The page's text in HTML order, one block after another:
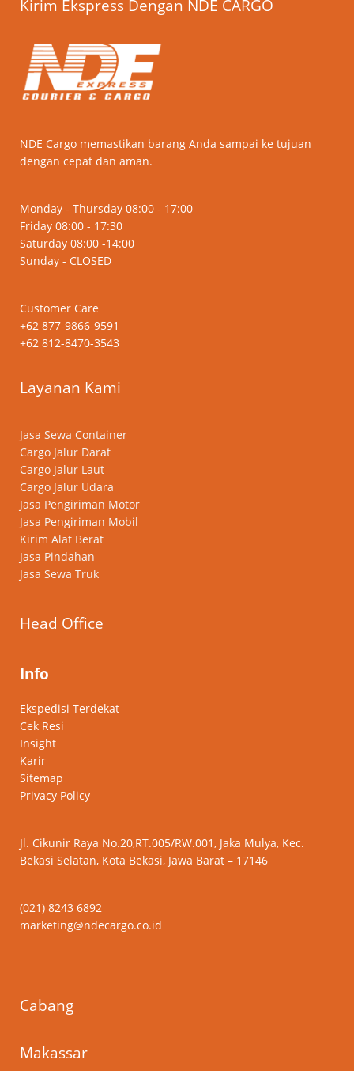
Kirim Ekspress Dengan NDE CARGO
NDE Cargo memastikan barang Anda sampai ke tujuan
dengan cepat dan aman.
Monday - Thursday 08:00 - 17:00
Friday 08:00 - 17:30
Saturday 08:00 -14:00
Sunday - CLOSED
Customer Care
+62 877-9866-9591
+62 812-8470-3543
Layanan Kami
Jasa Sewa Container
Cargo Jalur Darat
Cargo Jalur Laut
Cargo Jalur Udara
Jasa Pengiriman Motor
Jasa Pengiriman Mobil
Kirim Alat Berat
Jasa Pindahan
Jasa Sewa Truk
Head Office
Info
Ekspedisi Terdekat
Cek Resi
Insight
Karir
Sitemap
Privacy Policy
Jl. Cikunir Raya No.20,RT.005/RW.001, Jaka Mulya, Kec.
Bekasi Selatan, Kota Bekasi, Jawa Barat – 17146
(021) 8243 6892
marketing@ndecargo.co.id
Cabang
Makassar